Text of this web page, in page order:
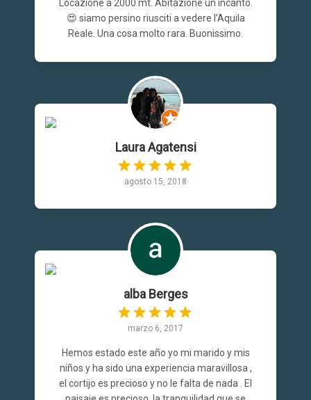
Locazione a 2000 mt. Abitazione un incanto.
😍 siamo persino riusciti a vedere l’Aquila
Reale. Una cosa molto rara. Buonissimo.
Laura Agatensi
agosto 15, 2018
alba Berges
marzo 6, 2017
Hemos estado este año yo mi marido y mis
niños y ha sido una experiencia maravillosa ,
el cortijo es precioso y no le falta de nada . El